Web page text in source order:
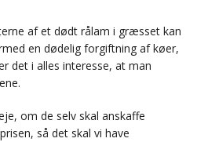
af et dødt rålam i græsset kan
en dødelig forgiftning af køer,
det i alles interesse, at man
om de selv skal anskaffe
så det skal vi have